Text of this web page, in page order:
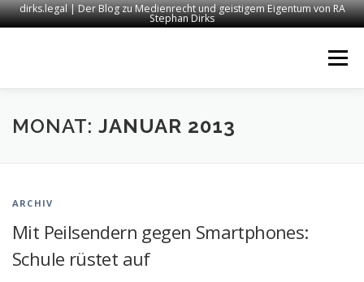
dirks.legal | Der Blog zu Medienrecht und geistigem Eigentum von RA
Stephan Dirks
Menü
START KONTAKT RECHTSANWALT DIRKS
MONAT: JANUAR 2013
ARCHIV
Mit Peilsendern gegen Smartphones:
Schule rüstet auf